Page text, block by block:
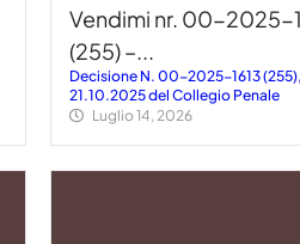
Vendimi nr. 00-2025-
(255) –...
Decisione N. 00-2025-1613
21.10.2025 del Collegio Penale
Luglio 14, 2026